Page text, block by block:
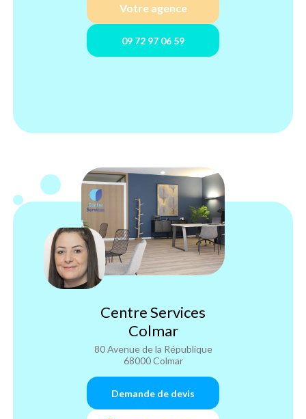
Votre agence
09 72 97 06 59
Centre Services
Colmar
80 Avenue de la République
68000 Colmar
Demande de devis